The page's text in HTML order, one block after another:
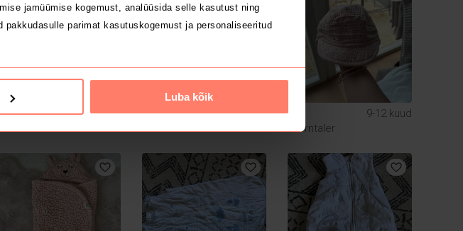
jamüümise kogemust, analüüsida selle kasutust ning
parimat kasutuskogemust ja personaliseeritud
Luba kõik
€ 14 € 6 €
9-12 kuud
Sterntaler